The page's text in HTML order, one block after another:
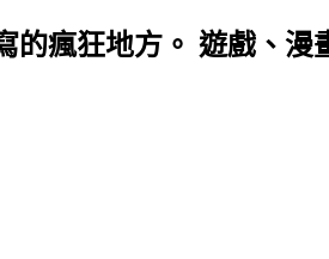
瘋狂地方。 遊戲、